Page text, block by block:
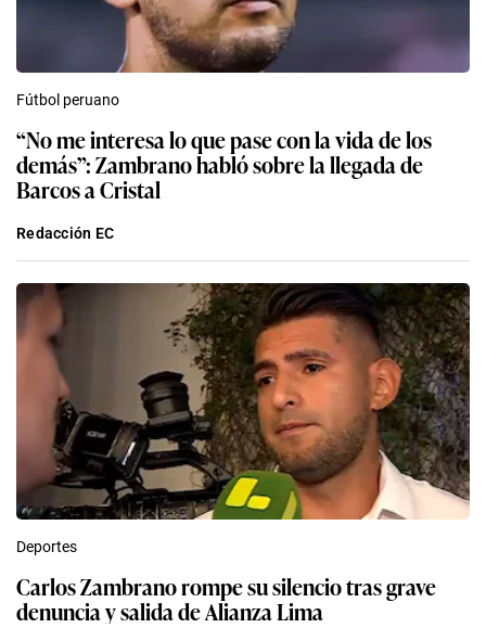
Fútbol peruano
“No me interesa lo que pase con la vida de los
demás”: Zambrano habló sobre la llegada de
Barcos a Cristal
Redacción EC
Deportes
Carlos Zambrano rompe su silencio tras grave
denuncia y salida de Alianza Lima